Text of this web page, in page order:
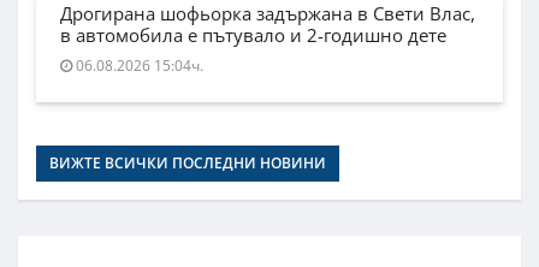
Дрогирана шофьорка задържана в Свети Влас,
в автомобила е пътувало и 2-годишно дете
06.08.2026 15:04ч.
ВИЖТЕ ВСИЧКИ ПОСЛЕДНИ НОВИНИ